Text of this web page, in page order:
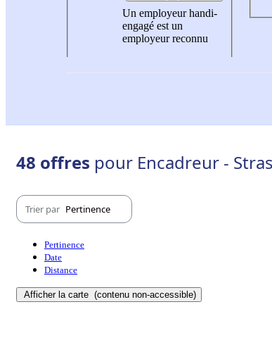
Un employeur handi-
engagé est un
employeur reconnu
48 offres pour Encadreur -
Trier par Pertinence
Pertinence
Date
Distance
Afficher la carte (contenu non-accessible)